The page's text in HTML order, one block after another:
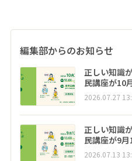
編集部からのお知らせ
正しい知識
民講座が10
2026.07.27
正しい知識
民講座が9
2026.07.13